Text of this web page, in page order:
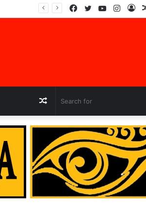
YouTube
Twitter
Facebook
Random
Article